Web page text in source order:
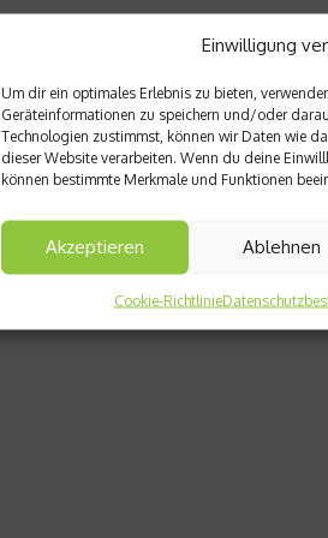
Einwilligung
Um dir ein optimales Erlebnis zu bieten,
Geräteinformationen zu speichern und/oder
Technologien zustimmst, können wir Daten wie
dieser Website verarbeiten. Wenn du deine
können bestimmte Merkmale und Funktionen
Akzeptieren Ablehnen
Cookie-Richtlinie